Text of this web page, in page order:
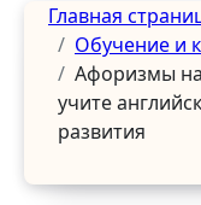
Главная
Обучение и
Афоризмы
учите
развития